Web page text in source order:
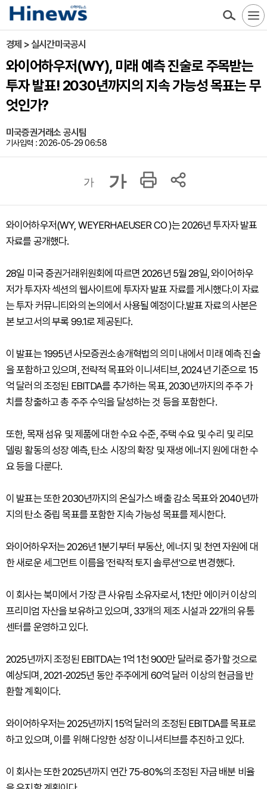
경제 > 실시간미국공시
와이어하우저(WY), 미래 예측 진술로 주목받는
투자 발표! 2030년까지의 지속 가능성 목표는 무
엇인가?
미국증권거래소 공시팀
기사입력 : 2026-05-29 06:58
가 가
와이어하우저(WY, WEYERHAEUSER CO )는 2026년 투자자 발표
자료를 공개했다.
28일 미국 증권거래위원회에 따르면 2026년 5월 28일, 와이어하우
저가 투자자 섹션의 웹사이트에 투자자 발표 자료를 게시했다.이 자료
는 투자 커뮤니티와의 논의에서 사용될 예정이다.발표 자료의 사본은
본 보고서의 부록 99.1로 제공된다.
이 발표는 1995년 사모증권소송개혁법의 의미 내에서 미래 예측 진술
을 포함하고 있으며, 전략적 목표와 이니셔티브, 2024년 기준으로 15
억 달러의 조정된 EBITDA를 추가하는 목표, 2030년까지의 주주 가
치를 창출하고 총 주주 수익을 달성하는 것 등을 포함한다.
또한, 목재 섬유 및 제품에 대한 수요 수준, 주택 수요 및 수리 및 리모
델링 활동의 성장 예측, 탄소 시장의 확장 및 재생 에너지 원에 대한 수
요 등을 다룬다.
이 발표는 또한 2030년까지의 온실가스 배출 감소 목표와 2040년까
지의 탄소 중립 목표를 포함한 지속 가능성 목표를 제시한다.
와이어하우저는 2026년 1분기부터 부동산, 에너지 및 천연 자원에 대
한 새로운 세그먼트 이름을 '전략적 토지 솔루션'으로 변경했다.
이 회사는 북미에서 가장 큰 사유림 소유자로서, 1천만 에이커 이상의
프리미엄 자산을 보유하고 있으며, 33개의 제조 시설과 22개의 유통
센터를 운영하고 있다.
2025년까지 조정된 EBITDA는 1억 1천 900만 달러로 증가할 것으로
예상되며, 2021-2025년 동안 주주에게 60억 달러 이상의 현금을 반
환할 계획이다.
와이어하우저는 2025년까지 15억 달러의 조정된 EBITDA를 목표로
하고 있으며, 이를 위해 다양한 성장 이니셔티브를 추진하고 있다.
이 회사는 또한 2025년까지 연간 75-80%의 조정된 자금 배분 비율